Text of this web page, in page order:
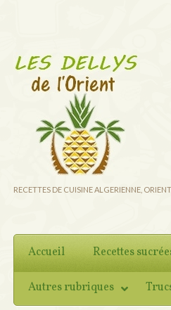
RECETTES DE CUISINE ALGERIENNE,
Accueil Recettes
Autres rubriques